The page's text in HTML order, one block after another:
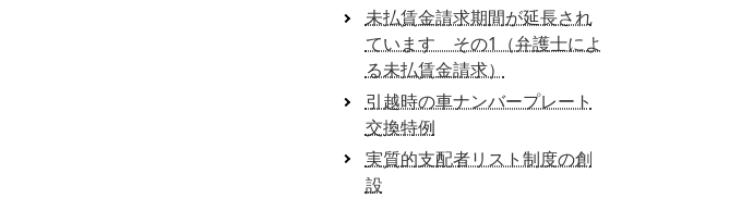
未払賃金請求期間が延長され
ています その1（弁護士によ
る未払賃金請求）
引越時の車ナンバープレート
交換特例
実質的支配者リスト制度の創
設